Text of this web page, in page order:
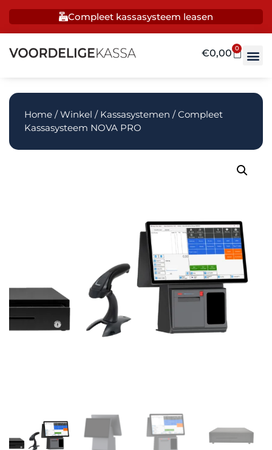
Compleet kassasysteem leasen
€0,00 0
Home /Winkel / Kassasystemen / Compleet
Kassasysteem NOVA PRO